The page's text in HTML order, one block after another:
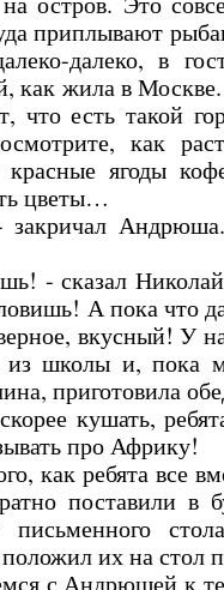
приплывают
далеко, в
как жила в
что есть такой
как
красные ягоды
цветы…
- сказал
А пока что
вкусный! У
школы и, пока
приготовила
кушать,
про Африку!
как ребята все
поставили в
их на стол
с Андрюшей к